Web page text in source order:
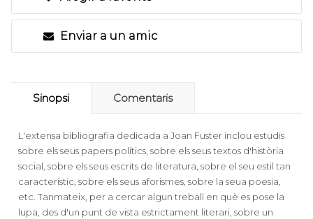
Enviar a un amic
Sinopsi Comentaris
L'extensa bibliografia dedicada a Joan Fuster inclou estudis
sobre els seus papers polítics, sobre els seus textos d'història
social, sobre els seus escrits de literatura, sobre el seu estil tan
característic, sobre els seus aforismes, sobre la seua poesia,
etc. Tanmateix, per a cercar algun treball en què es pose la
lupa, des d'un punt de vista estrictament literari, sobre un